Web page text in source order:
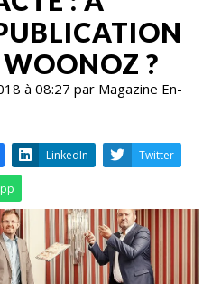
?
à 08:27 par Magazine En-
LinkedIn